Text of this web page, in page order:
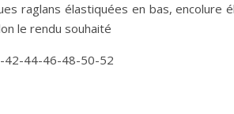
raglans élastiquées en bas,
le rendu souhaité
42-44-46-48-50-52